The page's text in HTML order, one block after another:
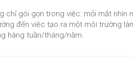
chỉ gói gọn trong việc: mỏi mắt nhìn
đến việc tạo ra một môi trường
hàng tuần/tháng/năm.